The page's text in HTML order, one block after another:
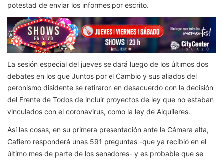
potestad de enviar los informes por escrito.
La sesión especial del jueves se dará luego de los últimos dos
debates en los que Juntos por el Cambio y sus aliados del
peronismo disidente se retiraron en desacuerdo con la decisión
del Frente de Todos de incluir proyectos de ley que no estaban
vinculados con el coronavirus, como la ley de Alquileres.
Así las cosas, en su primera presentación ante la Cámara alta,
Cafiero responderá unas 591 preguntas -que ya recibió en el
último mes de parte de los senadores- y es probable que se